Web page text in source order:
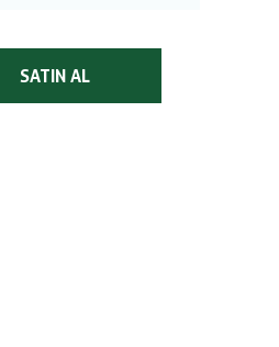
SATIN AL